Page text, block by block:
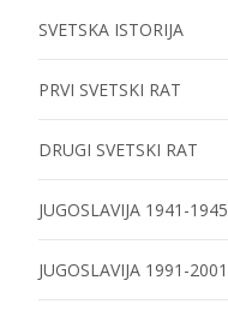
SVETSKA ISTORIJA
PRVI SVETSKI RAT
DRUGI SVETSKI RAT
JUGOSLAVIJA 1941-1945
JUGOSLAVIJA 1991-2001